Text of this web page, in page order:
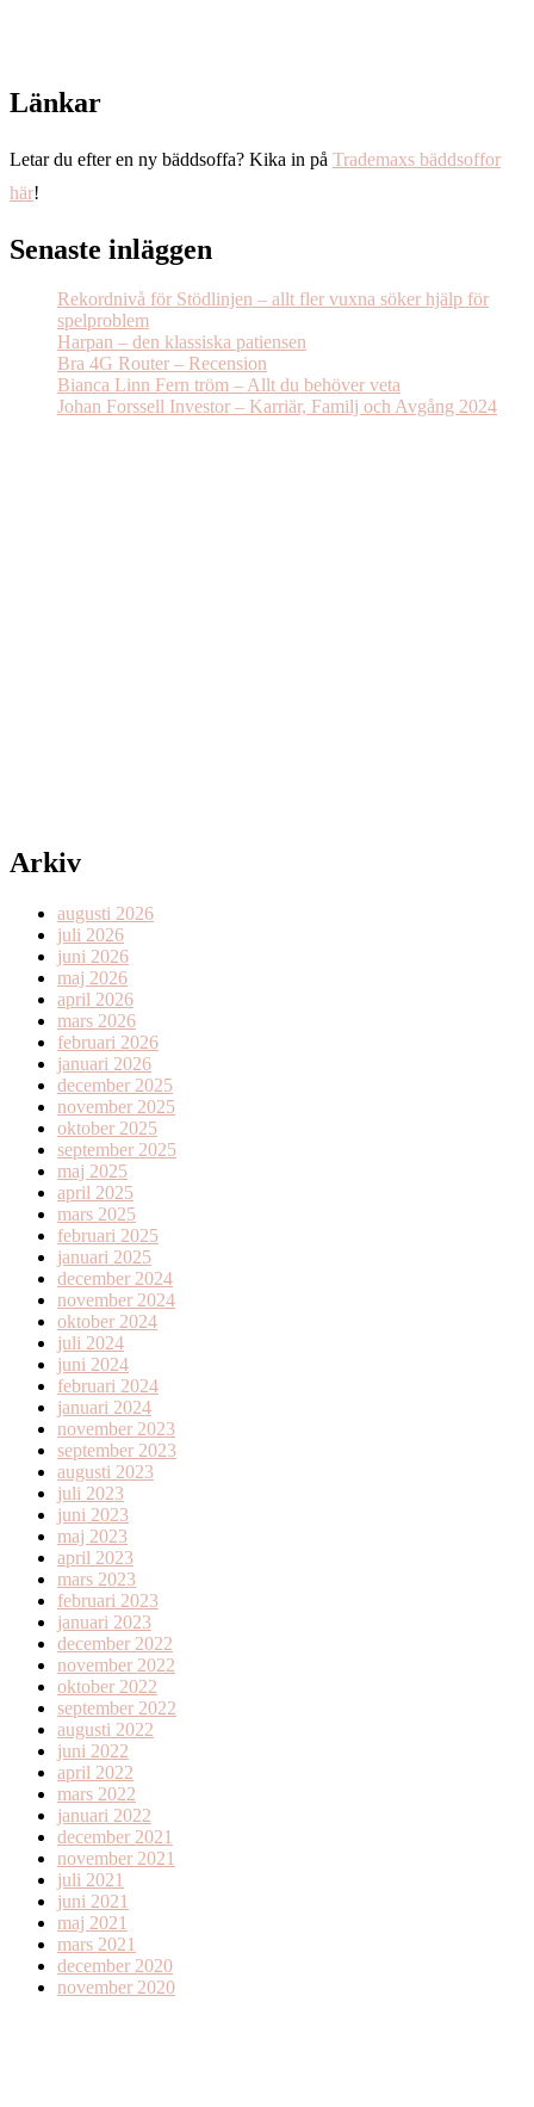
Länkar
Letar du efter en ny bäddsoffa? Kika in på Trademaxs bäddsoffor
här!
Senaste inläggen
Rekordnivå för Stödlinjen – allt fler vuxna söker hjälp för
spelproblem
Harpan – den klassiska patiensen
Bra 4G Router – Recension
Bianca Linn Fern tröm – Allt du behöver veta
Johan Forssell Investor – Karriär, Familj och Avgång 2024
Arkiv
augusti 2026
juli 2026
juni 2026
maj 2026
april 2026
mars 2026
februari 2026
januari 2026
december 2025
november 2025
oktober 2025
september 2025
maj 2025
april 2025
mars 2025
februari 2025
januari 2025
december 2024
november 2024
oktober 2024
juli 2024
juni 2024
februari 2024
januari 2024
november 2023
september 2023
augusti 2023
juli 2023
juni 2023
maj 2023
april 2023
mars 2023
februari 2023
januari 2023
december 2022
november 2022
oktober 2022
september 2022
augusti 2022
juni 2022
april 2022
mars 2022
januari 2022
december 2021
november 2021
juli 2021
juni 2021
maj 2021
mars 2021
december 2020
november 2020